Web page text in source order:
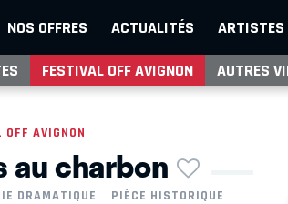
NOS OFFRES ACTUALITÉS ARTISTES
FESTIVAL OFF AVIGNON AUTRES
AVIGNON
au charbon
DRAMATIQUE PIÈCE HISTORIQUE